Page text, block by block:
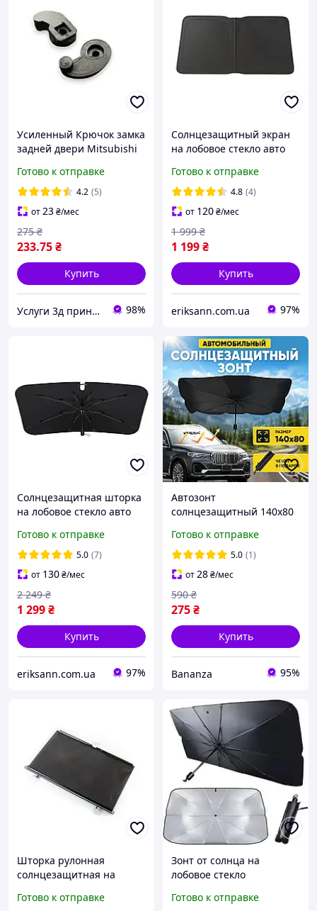
Усиленный Крючок замка
задней двери Mitsubishi
КОМПОЗИТ Outlander XL,
ASX, Colt, Grandis
Готово к отправке
4.2 (5)
от23₴/мес
233.75₴
275 ₴
Купить
Услуги 3д принтера 98%
Солнцезащитный экран
на лобовое стекло авто
Car Windshield Sunshade
(C0118200)
Готово к отправке
4.8 (4)
от 120₴/мес
1 199₴
1 999 ₴
Купить
eriksann.com.ua 97%
Солнцезащитная шторка
на лобовое стекло авто
Windshield Sun Shade
Umbrella Cooling Effect
Готово к отправке
5.0 (7)
от 130₴/мес
1 299₴
2 249 ₴
Купить
eriksann.com.ua 97%
Автозонт
солнцезащитный 140х80
лобовое стекло защита от
перегрева
автомобильный зонт
Готово к отправке
5.0 (1)
от28₴/мес
275₴
590 ₴
Купить
Bananza 95%
Шторка рулонная
солнцезащитная на
автомобиля, кухни 68*125
Готово к отправке
Зонт от солнца на
лобовое стекло
Готово к отправке